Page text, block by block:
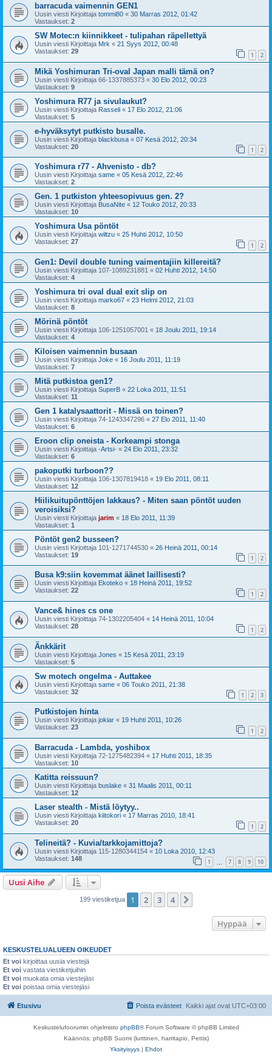
barracuda vaimennin GEN1
Uusin viesti Kirjoittaja tommi80 « 30 Marras 2012, 01:42
Vastaukset: 2
SW Motec:n kiinnikkeet - tulipahan räpellettyä
Uusin viesti Kirjoittaja Mrk « 21 Syys 2012, 00:48
Vastaukset: 29 1 2
Mikä Yoshimuran Tri-oval Japan malli tämä on?
Uusin viesti Kirjoittaja 66-1337885373 « 30 Elo 2012, 00:23
Vastaukset: 9
Yoshimura R77 ja sivulaukut?
Uusin viesti Kirjoittaja Rasseli « 17 Elo 2012, 21:06
Vastaukset: 5
e-hyväksytyt putkisto busalle.
Uusin viesti Kirjoittaja blackbusa « 07 Kesä 2012, 20:34
Vastaukset: 20 1 2
Yoshimura r77 - Ahvenisto - db?
Uusin viesti Kirjoittaja same « 05 Kesä 2012, 22:46
Vastaukset: 2
Gen. 1 putkiston yhteesopivuus gen. 2?
Uusin viesti Kirjoittaja BusaNite « 12 Touko 2012, 20:33
Vastaukset: 10
Yoshimura Usa pöntöt
Uusin viesti Kirjoittaja wiltzu « 25 Huhti 2012, 10:50
Vastaukset: 27 1 2
Gen1: Devil double tuning vaimentajiin killereitä?
Uusin viesti Kirjoittaja 107-1089231881 « 02 Huhti 2012, 14:50
Vastaukset: 4
Yoshimura tri oval dual exit slip on
Uusin viesti Kirjoittaja marko67 « 23 Helmi 2012, 21:03
Vastaukset: 8
Mörinä pöntöt
Uusin viesti Kirjoittaja 106-1251057001 « 18 Joulu 2011, 19:14
Vastaukset: 4
Kiloisen vaimennin busaan
Uusin viesti Kirjoittaja Joke « 16 Joulu 2011, 11:19
Vastaukset: 7
Mitä putkistoa gen1?
Uusin viesti Kirjoittaja SuperB « 22 Loka 2011, 11:51
Vastaukset: 11
Gen 1 katalysaattorit - Missä on toinen?
Uusin viesti Kirjoittaja 74-1243347296 « 27 Elo 2011, 11:40
Vastaukset: 6
Eroon clip oneista - Korkeampi stonga
Uusin viesti Kirjoittaja -Artsi- « 24 Elo 2011, 23:32
Vastaukset: 6
pakoputki turboon??
Uusin viesti Kirjoittaja 106-1307819418 « 19 Elo 2011, 08:11
Vastaukset: 12
Hiilikuitupönttöjen lakkaus? - Miten saan pöntöt uuden
veroisiksi?
Uusin viesti Kirjoittaja jarim « 18 Elo 2011, 11:39
Vastaukset: 1
Pöntöt gen2 busseen?
Uusin viesti Kirjoittaja 101-1271744530 « 26 Heinä 2011, 00:14
Vastaukset: 19 1 2
Busa k9:siin kovemmat äänet laillisesti?
Uusin viesti Kirjoittaja Ekoteko « 18 Heinä 2011, 19:52
Vastaukset: 22 1 2
Vance& hines cs one
Uusin viesti Kirjoittaja 74-1302205404 « 14 Heinä 2011, 10:04
Vastaukset: 28 1 2
Änkkärit
Uusin viesti Kirjoittaja Jones « 15 Kesä 2011, 23:19
Vastaukset: 5
Sw motech ongelma - Auttakee
Uusin viesti Kirjoittaja same « 06 Touko 2011, 21:38
Vastaukset: 32 1 2 3
Putkistojen hinta
Uusin viesti Kirjoittaja jokiar « 19 Huhti 2011, 10:26
Vastaukset: 23 1 2
Barracuda - Lambda, yoshibox
Uusin viesti Kirjoittaja 72-1275482394 « 17 Huhti 2011, 18:35
Vastaukset: 10
Katitta reissuun?
Uusin viesti Kirjoittaja buslake « 31 Maalis 2011, 00:11
Vastaukset: 12
Laser stealth - Mistä löytyy..
Uusin viesti Kirjoittaja kiitokori « 17 Marras 2010, 18:41
Vastaukset: 20 1 2
Telineitä? - Kuvia/tarkkojamittoja?
Uusin viesti Kirjoittaja 115-1280344154 « 10 Loka 2010, 12:43
Vastaukset: 148 1 7 8 9 10
Uusi Aihe
199 viestiketjua 1 2 3 4
Hyppää
KESKUSTELUALUEEN OIKEUDET
Et voi kirjoittaa uusia viestejä
Et voi vastata viestiketjuihin
Et voi muokata omia viestejäsi
Et voi poistaa omia viestejäsi
Etusivu Kaikki ajat ovat UTC+03:00
Poista evästeet
Keskustelufoorumin ohjelmisto phpBB® Forum Software © phpBB Limited
Käännös: phpBB Suomi (lurttinen, harritapio, Pettis)
Yksityisyys | Ehdot